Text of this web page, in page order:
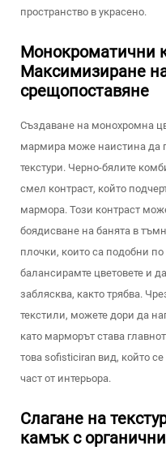
пространство в украсено.
Монокроматични
Максимизиране
срещопоставяне
Създаване на монохромна
мармира може наистина да
текстури. Черно-бялите
смел контраст, който
мармора. Този контраст
боядисване на банята в
плочки, които са подобни
балансирамте цветовете и
заблясква, както трябва.
текстили, можете дори да
като марморът става
това sofisticiran вид, който
част от интерьора.
Слагане на
камък с